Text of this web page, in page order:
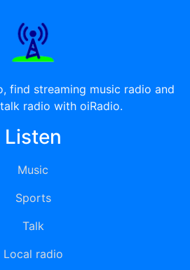
find streaming music radio and
radio with oiRadio.
Listen
Music
Sports
Talk
Local radio